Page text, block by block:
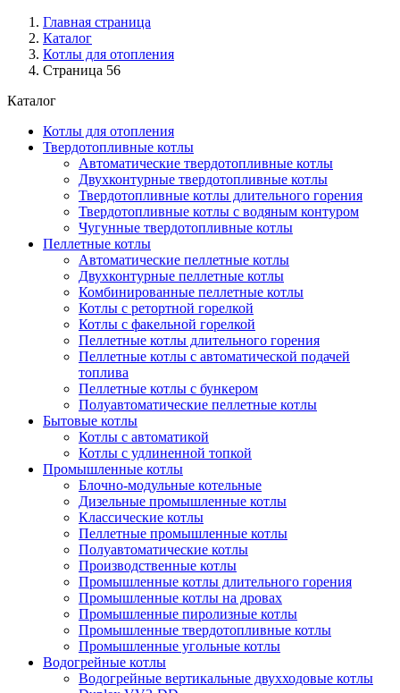
Главная страница
Каталог
Котлы для отопления
Страница 56
Каталог
Котлы для отопления
Твердотопливные котлы
Автоматические твердотопливные котлы
Двухконтурные твердотопливные котлы
Твердотопливные котлы длительного горения
Твердотопливные котлы с водяным контуром
Чугунные твердотопливные котлы
Пеллетные котлы
Автоматические пеллетные котлы
Двухконтурные пеллетные котлы
Комбинированные пеллетные котлы
Котлы с ретортной горелкой
Котлы с факельной горелкой
Пеллетные котлы длительного горения
Пеллетные котлы с автоматической подачей
топлива
Пеллетные котлы с бункером
Полуавтоматические пеллетные котлы
Бытовые котлы
Котлы с автоматикой
Котлы с удлиненной топкой
Промышленные котлы
Блочно-модульные котельные
Дизельные промышленные котлы
Классические котлы
Пеллетные промышленные котлы
Полуавтоматические котлы
Производственные котлы
Промышленные котлы длительного горения
Промышленные котлы на дровах
Промышленные пиролизные котлы
Промышленные твердотопливные котлы
Промышленные угольные котлы
Водогрейные котлы
Водогрейные вертикальные двухходовые котлы